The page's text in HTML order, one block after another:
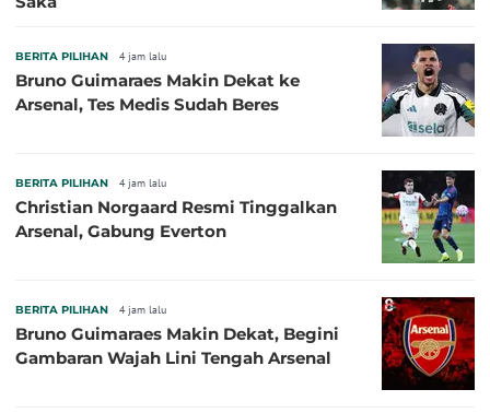
BERITA PILIHAN 4 jam lalu
Bruno Guimaraes Makin Dekat ke
Arsenal, Tes Medis Sudah Beres
BERITA PILIHAN 4 jam lalu
Christian Norgaard Resmi Tinggalkan
Arsenal, Gabung Everton
BERITA PILIHAN 4 jam lalu
Bruno Guimaraes Makin Dekat, Begini
Gambaran Wajah Lini Tengah Arsenal